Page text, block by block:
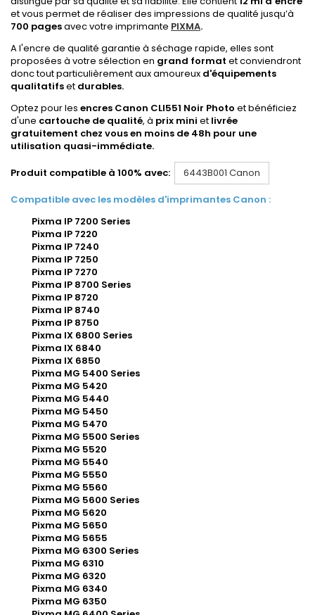
et vous permet de réaliser des impressions de qualité jusqu’à
700 pagesavec votre imprimante PIXMA.
A l'encre de qualité garantie à séchage rapide, elles sont
proposées à votre sélection en grand format et conviendront
donc tout particulièrement aux amoureux d'équipements
qualitatifset durables.
Optez pour les encres Canon CLI551 Noir Photo et bénéficiez
d'une cartouche de qualité, à prix mini et livrée
gratuitement chez vous en moins de 48h pour une
utilisation quasi-immédiate.
Produit compatible à 100% avec:
6443B001 Canon
Compatible avec les modèles d'imprimantes Canon :
Pixma IP 7200 Series
Pixma IP 7220
Pixma IP 7240
Pixma IP 7250
Pixma IP 7270
Pixma IP 8700 Series
Pixma IP 8720
Pixma IP 8740
Pixma IP 8750
Pixma IX 6800 Series
Pixma IX 6840
Pixma IX 6850
Pixma MG 5400 Series
Pixma MG 5420
Pixma MG 5440
Pixma MG 5450
Pixma MG 5470
Pixma MG 5500 Series
Pixma MG 5520
Pixma MG 5540
Pixma MG 5550
Pixma MG 5560
Pixma MG 5600 Series
Pixma MG 5620
Pixma MG 5650
Pixma MG 5655
Pixma MG 6300 Series
Pixma MG 6310
Pixma MG 6320
Pixma MG 6340
Pixma MG 6350